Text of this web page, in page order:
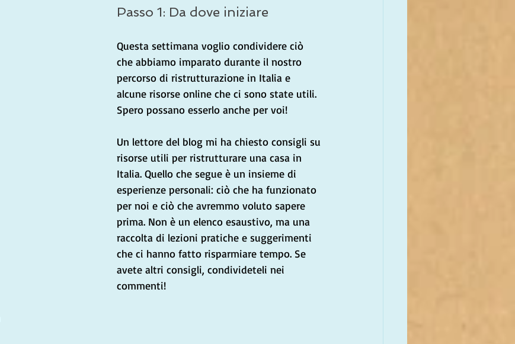
Passo 1: Da dove iniziare
Questa settimana voglio condividere ciò
che abbiamo imparato durante il nostro
percorso di ristrutturazione in Italia e
alcune risorse online che ci sono state utili.
Spero possano esserlo anche per voi!
Un lettore del blog mi ha chiesto consigli su
risorse utili per ristrutturare una casa in
Italia. Quello che segue è un insieme di
esperienze personali: ciò che ha funzionato
per noi e ciò che avremmo voluto sapere
prima. Non è un elenco esaustivo, ma una
raccolta di lezioni pratiche e suggerimenti
che ci hanno fatto risparmiare tempo. Se
avete altri consigli, condivideteli nei
commenti!